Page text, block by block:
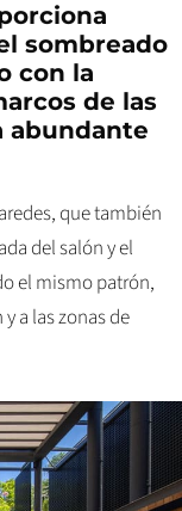
sombreado
con la
de las
abundante
que también
del salón y el
el mismo patrón,
a las zonas de